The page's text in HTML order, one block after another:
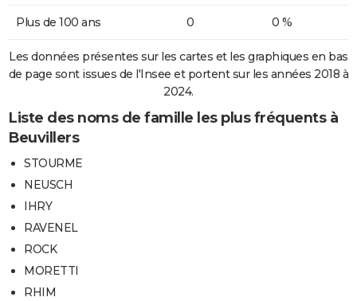
Plus de 100 ans 0 0 %
Les données présentes sur les cartes et les graphiques en bas
de page sont issues de l'Insee et portent sur les années 2018 à
2024.
Liste des noms de famille les plus fréquents à
Beuvillers
STOURME
NEUSCH
IHRY
RAVENEL
ROCK
MORETTI
RHIM